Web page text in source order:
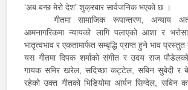
‘अब बन्छ मेरो देश’ शुक्रबार सार्वजनिक भएको छ ।
गीतमा सामाजिक रूपान्तरण, अन्याय
आमनागरिकमा न्यायको लागि पलाएको आशा र
भातृत्वभाव र एकतामार्फत सम्बृद्धि प्राप्त हुने भाव
यस गीतमा दिपक शर्माको संगीत र उदय राज
गायक समिर खरेल, सदिच्छा कट्टेल, सबिन सुबेदी र
रहेको उक्त गीतको भिडियोमा आर्यन सिग्देल, सबिन